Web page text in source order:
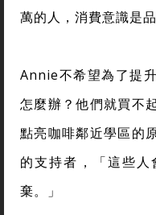
萬的人，消費意識是品
Annie不希望為了提
怎麼辦？他們就買不
點亮咖啡鄰近學區的
的支持者，「這些
棄。」